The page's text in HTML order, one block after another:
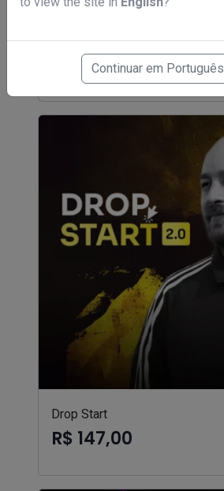
Continuar em Português
Canal Criativo App | Figurinhas
R$ 167,00
Drop Start
R$ 147,00